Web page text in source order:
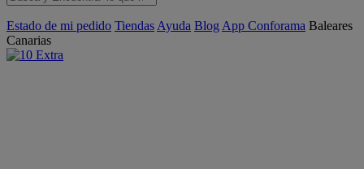
Estado de mi pedido Tiendas Ayuda Blog App Conforama Baleares
Canarias